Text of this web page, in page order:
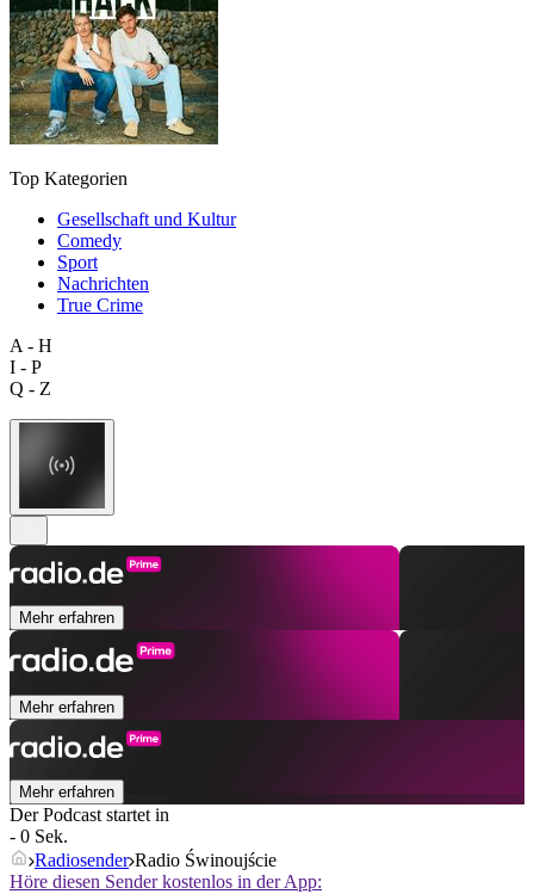
Top Kategorien
Gesellschaft und Kultur
Comedy
Sport
Nachrichten
True Crime
A - H
I - P
Q - Z
Mehr erfahren
Mehr erfahren
Mehr erfahren
Der Podcast startet in
- 0 Sek.
Radiosender Radio Świnoujście
Höre diesen Sender kostenlos in der App: